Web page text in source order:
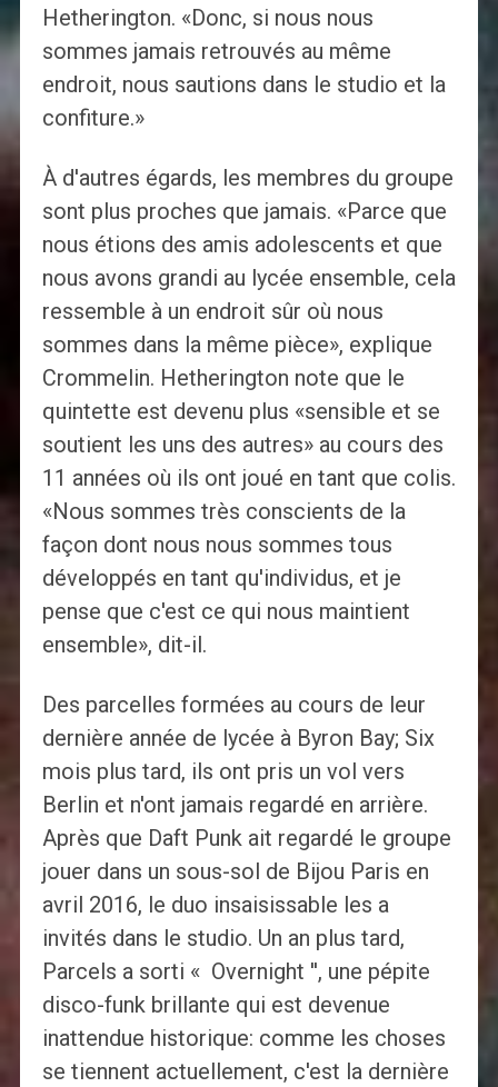
Hetherington. «Donc, si nous nous
sommes jamais retrouvés au même
endroit, nous sautions dans le studio et la
confiture.»
À d'autres égards, les membres du groupe
sont plus proches que jamais. «Parce que
nous étions des amis adolescents et que
nous avons grandi au lycée ensemble, cela
ressemble à un endroit sûr où nous
sommes dans la même pièce», explique
Crommelin. Hetherington note que le
quintette est devenu plus «sensible et se
soutient les uns des autres» au cours des
11 années où ils ont joué en tant que colis.
«Nous sommes très conscients de la
façon dont nous nous sommes tous
développés en tant qu'individus, et je
pense que c'est ce qui nous maintient
ensemble», dit-il.
Des parcelles formées au cours de leur
dernière année de lycée à Byron Bay; Six
mois plus tard, ils ont pris un vol vers
Berlin et n'ont jamais regardé en arrière.
Après que Daft Punk ait regardé le groupe
jouer dans un sous-sol de Bijou Paris en
avril 2016, le duo insaisissable les a
invités dans le studio. Un an plus tard,
Parcels a sorti « Overnight '', une pépite
disco-funk brillante qui est devenue
inattendue historique: comme les choses
se tiennent actuellement, c'est la dernière